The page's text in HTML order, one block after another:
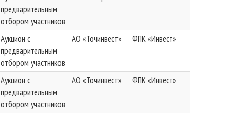
предварительным
отбором участников
Аукцион с
предварительным
отбором участников
АО «Точинвест» ФПК «Инвест»
Аукцион с
предварительным
отбором участников
АО «Точинвест» ФПК «Инвест»